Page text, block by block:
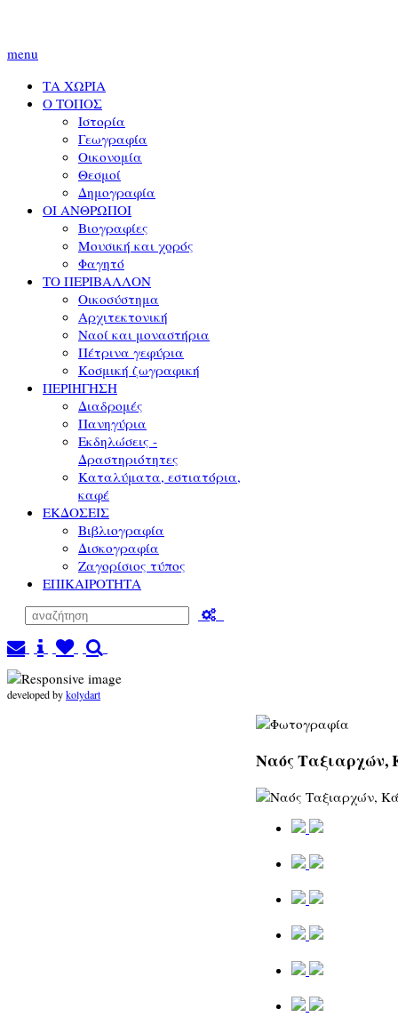
menu
ΤΑ ΧΩΡΙΑ
Ο ΤΟΠΟΣ
Ιστορία
Γεωγραφία
Οικονομία
Θεσμοί
Δημογραφία
ΟΙ ΑΝΘΡΩΠΟΙ
Βιογραφίες
Μουσική και χορός
Φαγητό
ΤΟ ΠΕΡΙΒΑΛΛΟΝ
Οικοσύστημα
Αρχιτεκτονική
Ναοί και μοναστήρια
Πέτρινα γεφύρια
Κοσμική ζωγραφική
ΠΕΡΙΗΓΗΣΗ
Διαδρομές
Πανηγύρια
Εκδηλώσεις -
Δραστηριότητες
Καταλύματα, εστιατόρια,
καφέ
ΕΚΔΟΣΕΙΣ
Βιβλιογραφία
Δισκογραφία
Ζαγορίσιος τύπος
ΕΠΙΚΑΙΡΟΤΗΤΑ
developed bykolydart
Ναός Ταξιαρχών,